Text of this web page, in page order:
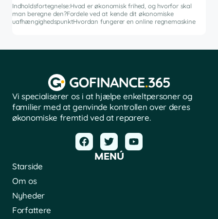
Indholdsfortegnelse:Hvad er økonomisk frihed, og hvorfor skal
man beregne den?Fordele ved at kende dit økonomiske
uafhængighedspunktHvordan fungerer en online regnemaskine
Vi specialiserer os i at hjælpe enkeltpersoner og
familier med at genvinde kontrollen over deres
økonomiske fremtid ved at reparere.
MENÚ
Starside
Om os
Nyheder
Forfattere